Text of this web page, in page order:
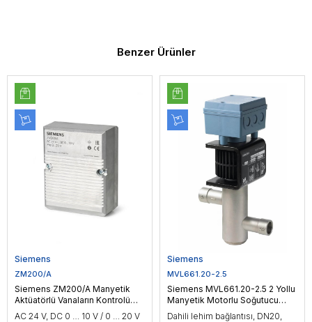
Benzer Ürünler
Siemens
ZM200/A
Siemens ZM200/A Manyetik
Aktüatörlü Vanaların Kontrolü
için Terminal Muhafazası
AC 24 V, DC 0 … 10 V / 0 … 20 V
Siemens
MVL661.20-2.5
Siemens MVL661.20-2.5 2 Yollu
Manyetik Motorlu Soğutucu
Vana, DN20, kvs 2,5
Dahili lehim bağlantısı, DN20,